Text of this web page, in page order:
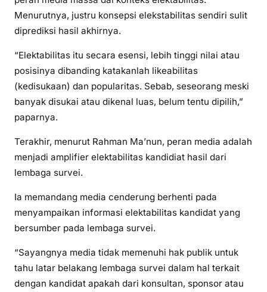
Menurutnya, justru konsepsi elekstabilitas sendiri sulit
diprediksi hasil akhirnya.
“Elektabilitas itu secara esensi, lebih tinggi nilai atau
posisinya dibanding katakanlah likeabilitas
(kedisukaan) dan popularitas. Sebab, seseorang meski
banyak disukai atau dikenal luas, belum tentu dipilih,”
paparnya.
Terakhir, menurut Rahman Ma’nun, peran media adalah
menjadi amplifier elektabilitas kandidiat hasil dari
lembaga survei.
Ia memandang media cenderung berhenti pada
menyampaikan informasi elektabilitas kandidat yang
bersumber pada lembaga survei.
“Sayangnya media tidak memenuhi hak publik untuk
tahu latar belakang lembaga survei dalam hal terkait
dengan kandidat apakah dari konsultan, sponsor atau